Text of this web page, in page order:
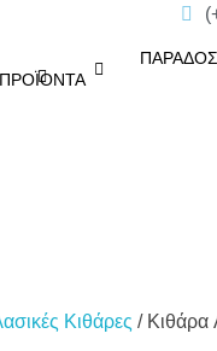
ΠΡΟΪΌΝΤΑ
Κιθάρες / Κιθάρα